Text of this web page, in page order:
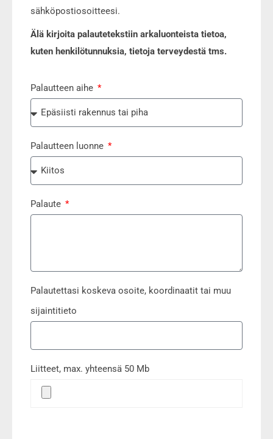
sähköpostiosoitteesi.
Älä kirjoita palautetekstiin arkaluonteista tietoa,
kuten henkilötunnuksia, tietoja terveydestä tms.
Palautteen aihe
Palautteen luonne
Palaute
Palautettasi koskeva osoite, koordinaatit tai muu
sijaintitieto
Liitteet, max. yhteensä 50 Mb